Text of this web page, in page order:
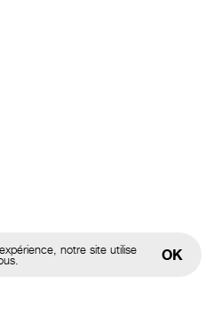
notre site utilise OK